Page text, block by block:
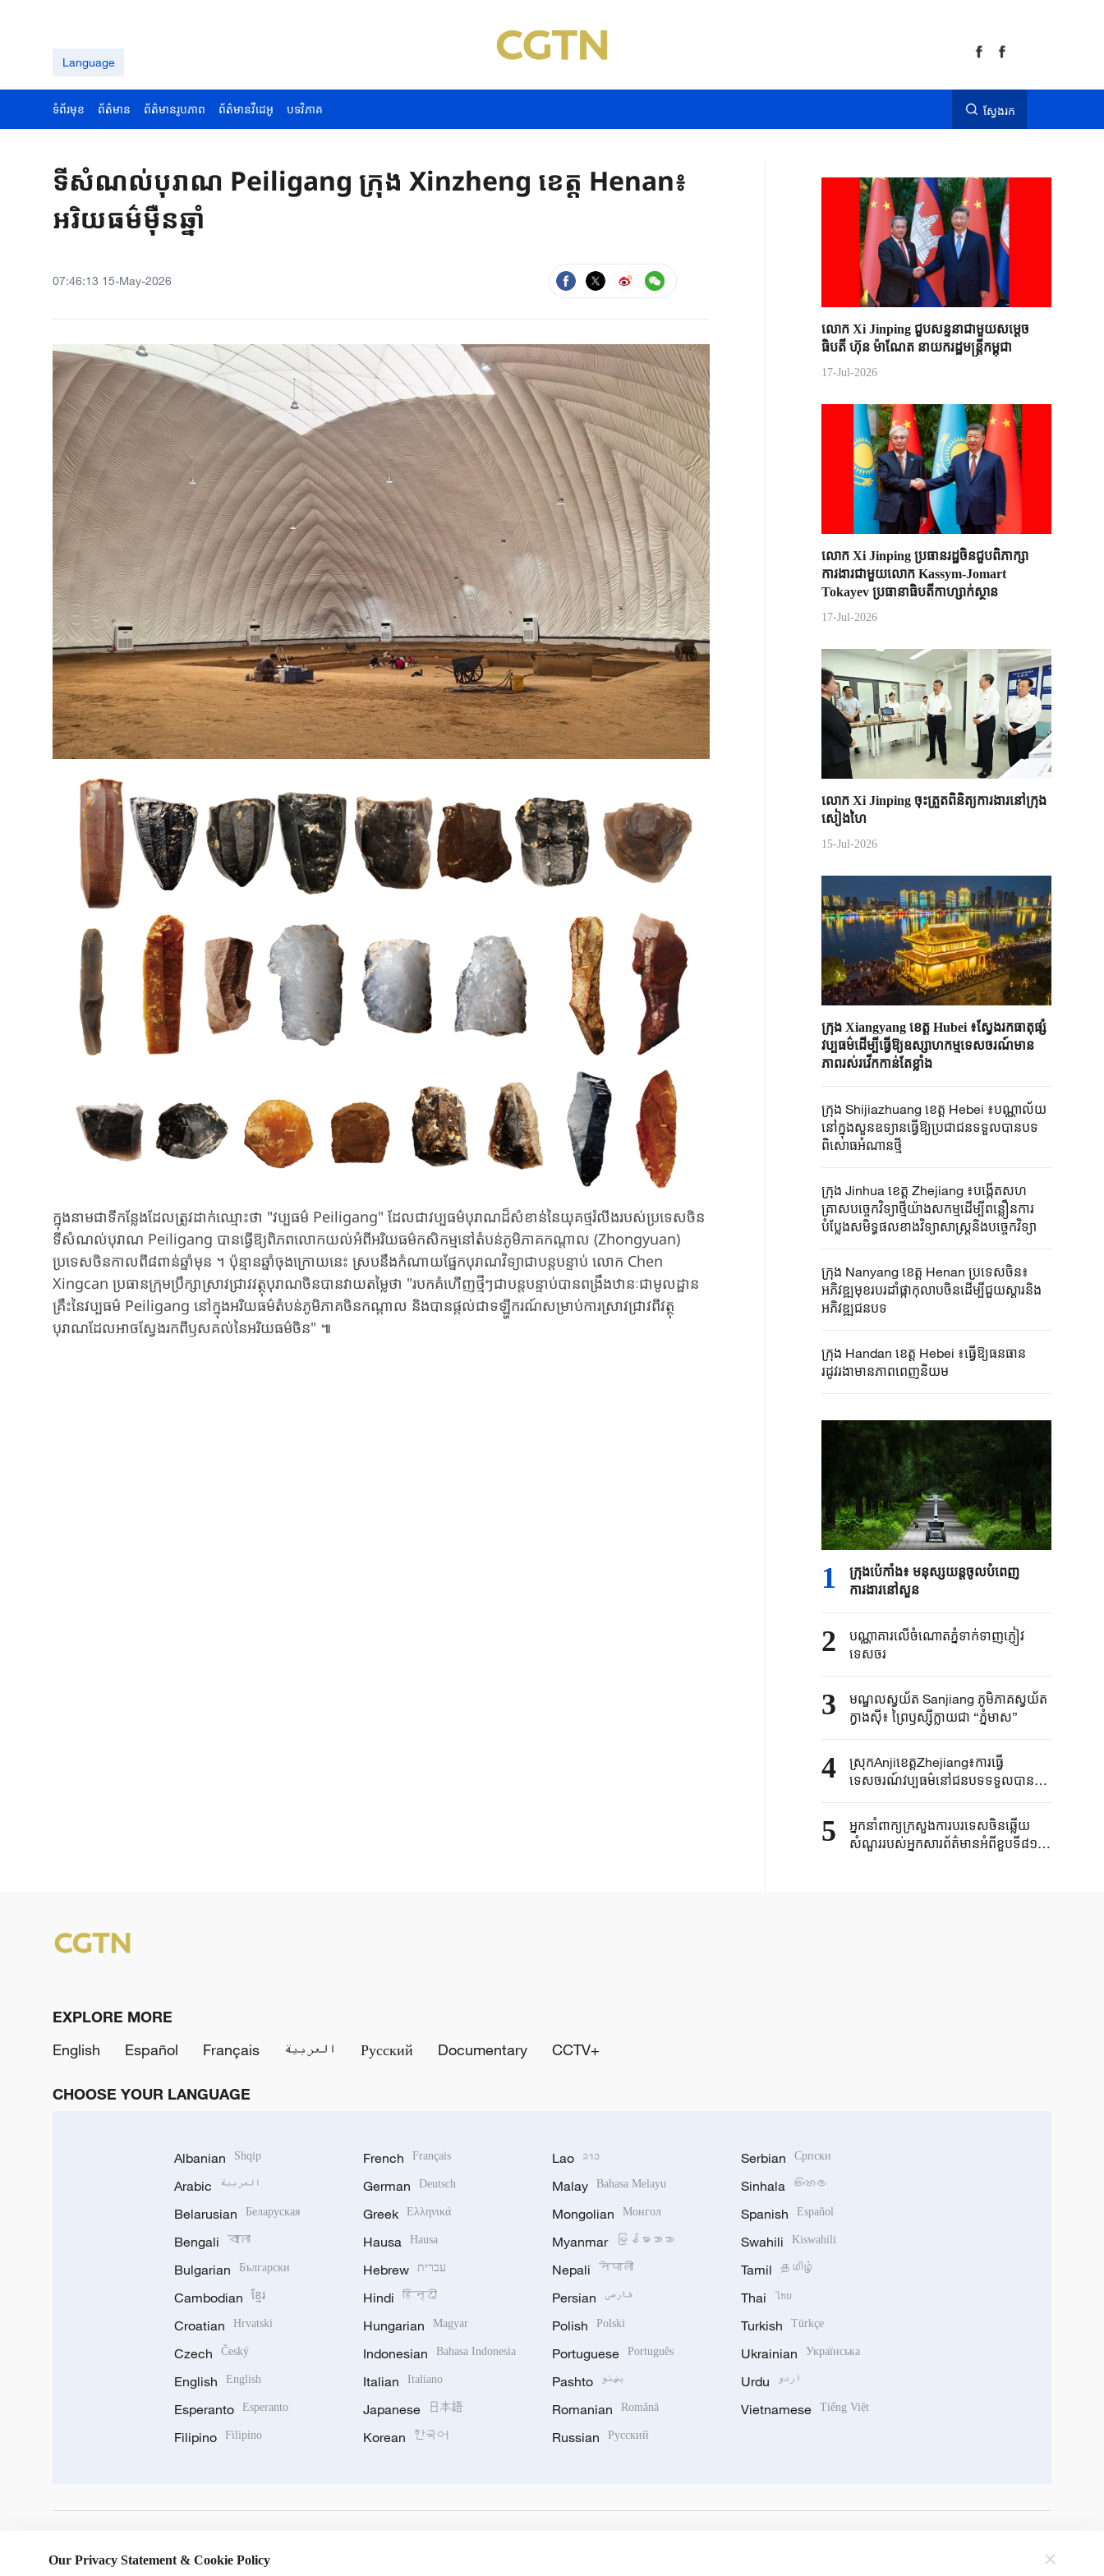
Language
ទំព័រមុខ ព័ត៌មាន ព័ត៌មានរូបភាព ព័ត៌មានវីដេអូ បទវិភាគ ស្វែងរក
ទីសំណល់​បុរាណ​ Peiligang​ ក្រុង ​Xinzheng ខេត្ត ​Henan៖​​
អរិយធម៌​​ម៉ឺនឆ្នាំ​​
07:46:13 15-May-2026
ក្នុងនាមជា​ទីកន្លែង​ដែលត្រូវ​ដាក់ឈ្មោះថា​ "វប្បធម៌ ​Peiligang" ដែលជា​វប្បធម៌បុរាណ​ដ៏សំខាន់នៃ​យុគ​ថ្ម​រំលីងរបស់ប្រទេសចិន​
ទីសំណល់បុរាណ ​Peiligang បាន​ធ្វើឱ្យ​ពិភពលោក​យល់អំពី​អរិយធម៌​កសិកម្មនៅតំបន់​​ភូមិភាគ​កណ្តាល​ (Zhongyuan)
ប្រទេសចិន​​កាលពី​៨ពាន់ឆ្នាំមុន​ ។ ប៉ុន្មានឆ្នាំចុង​ក្រោយនេះ​ ​ស្របនឹង​កំណាយ​ផ្នែក​បុរាណ​វិទ្យាជាបន្តបន្ទាប់​ លោក Chen
Xingcan​ ប្រធាន​ក្រុមប្រឹក្សា​​ស្រាវជ្រាវ​​វត្ថុបុរាណ​​ចិន​បានវាយតម្លៃថា​ "​របក​គំហើញ​ថ្មី​ៗជា​បន្តបន្ទាប់​បានពង្រឹង​ឋានៈជា​មូលដ្ឋាន​
គ្រឹះនៃ​វប្បធម៌​ Peiligang នៅ​ក្នុងអរិយធម៌​តំបន់​ភូមិភាគចិន​​កណ្តាល​ និងបានផ្តល់​​ជា​ទឡ្ហីករណ៍​សម្រាប់​ការស្រាវជ្រាវពី​វត្ថុ
បុរាណ​​ដែលអាច​ស្វែងរក​ពី​ឫសគល់នៃ​អរិយធម៌ចិន" ៕
លោក Xi Jinping ជួបសន្ទនាជាមួយសម្តេច
ធិបតី ហ៊ុន ម៉ាណែត នាយករដ្ឋមន្ត្រីកម្ពុជា
17-Jul-2026
លោក Xi Jinping ប្រធានរដ្ឋចិន​ជួបពិភាក្សា​
ការងារជាមួយ​លោក Kassym-Jomart ​
Tokayev ​ប្រធានាធិបតី​កាហ្សាក់ស្ថាន​
17-Jul-2026
លោក Xi Jinping ចុះត្រួតពិនិត្យការងារនៅក្រុង
សៀងហៃ
15-Jul-2026
ក្រុង Xiangyang ខេត្ត Hubei ៖ស្វែងរកធាតុផ្សំ
វប្បធម៌ដើម្បីធ្វើឱ្យឧស្សាហកម្មទេសចរណ៍មាន
ភាពរស់រវើកកាន់តែខ្លាំង
ក្រុង Shijiazhuang ខេត្ត Hebei ៖បណ្ណាល័យ
នៅក្នុងសួនឧទ្យានធ្វើឱ្យប្រជាជនទទួលបានបទ
ពិសោធអំណានថ្មី
ក្រុង Jinhua ខេត្ត Zhejiang ៖បង្កើតសហ
គ្រាសបច្ចេកវិទ្យាថ្មីយ៉ាងសកម្មដើម្បីពន្លឿនការ
បំប្លែងសមិទ្ធផលខាងវិទ្យាសាស្ត្រនិងបច្ចេកវិទ្យា
ក្រុង Nanyang ខេត្ត Henan ប្រទេសចិន៖
អភិវឌ្ឍមុខរបរដាំផ្កាកុលាបចិនដើម្បីជួយស្តារនិង
អភិវឌ្ឍជនបទ
ក្រុង Handan ខេត្ត Hebei ៖ធ្វើឱ្យធនធាន
រដូវរងាមានភាពពេញនិយម
1
ក្រុងប៉េកាំង​៖ មនុស្សយន្ត​ចូលបំពេញ​
ការងារនៅសួន​​
2
បណ្ណាគារលើចំណោតភ្នំទាក់ទាញភ្ញៀវ
ទេសចរ
3
មណ្ឌលស្វយ័ត Sanjiang ភូមិភាគស្វយ័ត
ក្វាងស៊ី៖ ព្រៃឫស្ស៊ីក្លាយជា “ភ្នំមាស”
4
ស្រុកAnjiខេត្តZhejiang៖ការធ្វើ
ទេសចរណ៍វប្បធម៌នៅជនបទទទួលបានការ
ពេញនិយមក្នុងរដូវក្តៅ
5
អ្នកនាំពាក្យ​ក្រសួងការបរទេស​ចិនឆ្លើយ
សំណួរ​របស់​អ្នកសារព័ត៌មាន​អំពីខួប​ទី៨១នៃ​
EXPLORE MORE
English
Español Français العربية Русский Documentary CCTV+
CHOOSE YOUR LANGUAGE
Albanian Shqip
Arabic العربية
Belarusian Беларуская
Bengali বাংলা
Bulgarian Български
Cambodian ខ្មែរ
Croatian Hrvatski
Czech Český
English English
Esperanto Esperanto
Filipino Filipino
French Français
German Deutsch
Greek Ελληνικά
Hausa Hausa
Hebrew עברית
Hindi हिन्दी
Hungarian Magyar
Indonesian Bahasa Indonesia
Italian Italiano
Japanese 日本語
Korean 한국어
Lao ລາວ
Malay Bahasa Melayu
Mongolian Монгол
Myanmar မြန်မာဘာသာ
Nepali नेपाली
Persian فارسی
Polish Polski
Portuguese Português
Pashto پښتو
Romanian Română
Russian Русский
Serbian Српски
Sinhala සිංහල
Spanish Español
Swahili Kiswahili
Tamil தமிழ்
Thai ไทย
Turkish Türkçe
Ukrainian Українська
Urdu اردو
Vietnamese Tiếng Việt
Our Privacy Statement & Cookie Policy